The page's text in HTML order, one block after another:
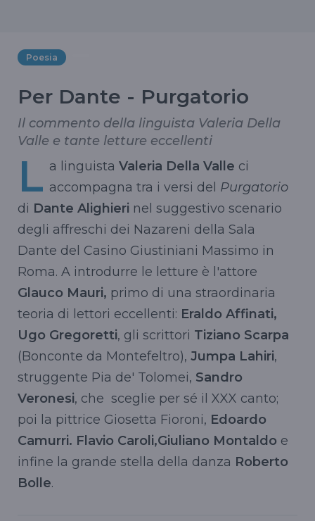
Poesia
Per Dante - Purgatorio
Il commento della linguista Valeria Della
Valle e tante letture eccellenti
L a linguista Valeria Della Valle ci
accompagna tra i versi del Purgatorio
di Dante Alighieri nel suggestivo scenario
degli affreschi dei Nazareni della Sala
Dante del Casino Giustiniani Massimo in
Roma. A introdurre le letture è l'attore
Glauco Mauri, primo di una straordinaria
teoria di lettori eccellenti: Eraldo Affinati,
Ugo Gregoretti, gli scrittori Tiziano Scarpa
(Bonconte da Montefeltro), Jumpa Lahiri,
struggente Pia de' Tolomei, Sandro
Veronesi, che sceglie per sé il XXX canto;
poi la pittrice Giosetta Fioroni, Edoardo
Camurri. Flavio Caroli,Giuliano Montaldo e
infine la grande stella della danza Roberto
Bolle.